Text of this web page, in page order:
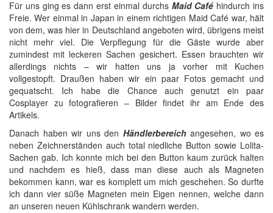
Für uns ging es dann erst einmal durchs Maid Café hindurch ins
Freie. Wer einmal in Japan in einem richtigen Maid Café war, hält
von dem, was hier in Deutschland angeboten wird, übrigens meist
nicht mehr viel. Die Verpflegung für die Gäste wurde aber
zumindest mit leckeren Sachen gesichert. Essen brauchten wir
allerdings nichts – wir hatten uns ja vorher mit Kuchen
vollgestopft. Draußen haben wir ein paar Fotos gemacht und
gequatscht. Ich habe die Chance auch genutzt ein paar
Cosplayer zu fotografieren – Bilder findet ihr am Ende des
Artikels.
Danach haben wir uns den Händlerbereichangesehen, wo es
neben Zeichnerständen auch total niedliche Button sowie Lolita-
Sachen gab. Ich konnte mich bei den Button kaum zurück halten
und nachdem es hieß, dass man diese auch als Magneten
bekommen kann, war es komplett um mich geschehen. So durfte
ich dann vier süße Magneten mein Eigen nennen, welche dann
an unseren neuen Kühlschrank wandern werden.